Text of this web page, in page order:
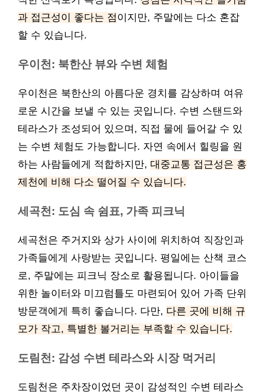
과 접근성이 좋다는 점이지만, 주말에는 다소 혼잡
할 수 있습니다.
우이천: 북한산 뷰와 수변 체험
우이천은 북한산의 아름다운 경치를 감상하며 여유
로운 시간을 보낼 수 있는 곳입니다. 수변 스탠드와
테라스가 조성되어 있으며, 직접 물에 들어갈 수 있
는 수변 체험도 가능합니다. 자연 속에서 힐링을 원
하는 사람들에게 적합하지만, 대중교통 접근성은 홍
제천에 비해 다소 떨어질 수 있습니다.
세곡천: 도심 속 쉼표, 가족 피크닉
세곡천은 주거지와 상가 사이에 위치하여 직장인과
가족들에게 사랑받는 곳입니다. 평일에는 산책 코스
로, 주말에는 피크닉 장소로 활용됩니다. 아이들을
위한 놀이터와 미끄럼틀도 마련되어 있어 가족 단위
방문객에게 특히 좋습니다. 다만, 다른 곳에 비해 규
모가 작고, 특별한 볼거리는 부족할 수 있습니다.
도림천: 감성 수변 테라스와 시장 먹거리
도림천은 주차장이었던 곳이 감성적인 수변 테라스